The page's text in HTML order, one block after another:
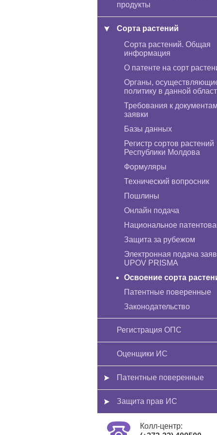
продукты
Сорта растений
Сорта растений. Общая
информация
О патенте на сорт
Органы,
политику в данной
Требования к документам
заявки
Базы данных
Регистр сортов растений
Республики Молдова
Формуляры
Технический вопросник
Пошлины
Онлайн подача
Национальное
Защита за рубежом
Электронная подача
UPOV PRISMA
Освоение сорта
Патентные поверенные
Законодательство
Регистрация ОПС
Оценщики ИС
Патентные поверенные
Защита прав ИС
Колл-центр: